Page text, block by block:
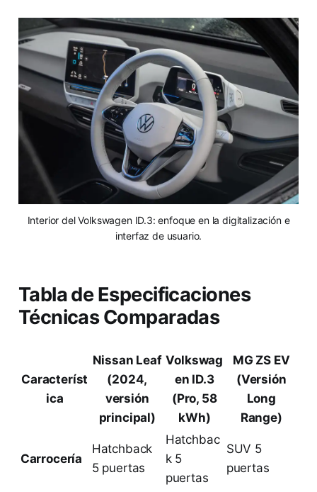
Interior del Volkswagen ID.3: enfoque en la digitalización e
interfaz de usuario.
Tabla de Especificaciones
Técnicas Comparadas
Característ
ica
Nissan Leaf
(2024,
versión
principal)
Volkswag
en ID.3
(Pro, 58
kWh)
MG ZS EV
(Versión
Long
Range)
Carrocería
Hatchback
5 puertas
Hatchbac
k 5
puertas
SUV 5
puertas